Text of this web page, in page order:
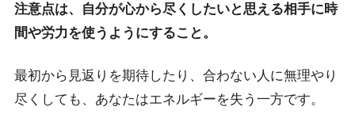
注意点は、自分が心から尽くしたいと思える相手に時
間や労力を使うようにすること。
最初から見返りを期待したり、合わない人に無理やり
尽くしても、あなたはエネルギーを失う一方です。